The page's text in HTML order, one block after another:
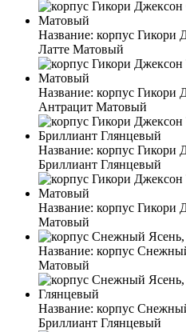
Название: корпус Гикори
Латте Матовый
Название: корпус Гикори
Антрацит Матовый
Название: корпус Гикори
Бриллиант Глянцевый
Название: корпус Гикори
Матовый
Название: корпус
Матовый
Название: корпус
Бриллиант Глянцевый